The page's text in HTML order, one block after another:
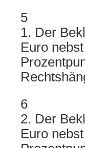
5
1. Der
Euro
6
2. Der
Euro